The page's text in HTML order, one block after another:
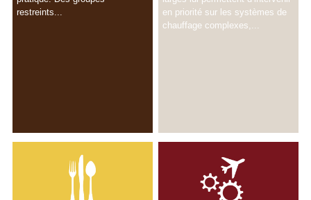
restreints...
en priorité sur les systèmes de
chauffage complexes,...